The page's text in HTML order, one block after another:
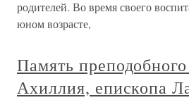
родителей. Во время своего
юном возрасте,
Память
Ахиллия, епископа